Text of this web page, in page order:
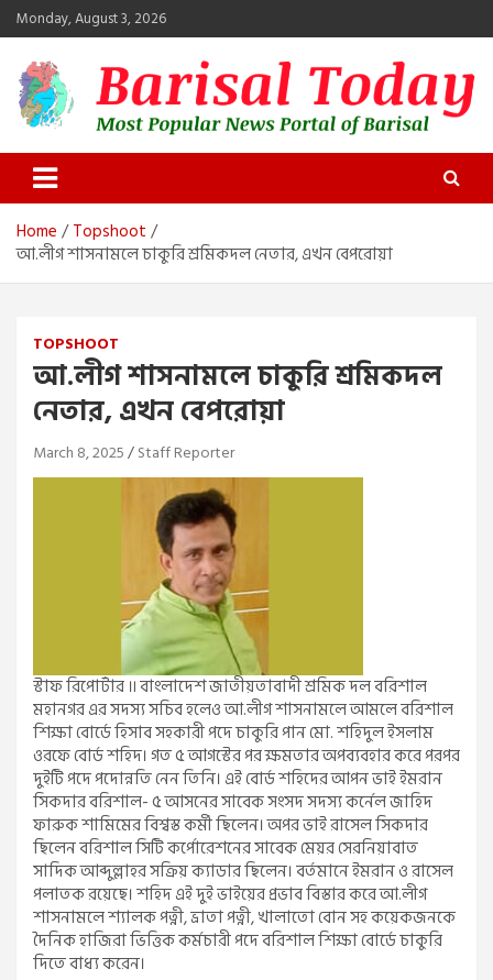
Skip
to
content
Monday, August 3, 2026
Barisal Today
The Most Popular News Portal in Barisal
Home
Topshoot
আ.লীগ শাসনামলে চাকুরি শ্রমিকদল নেতার, এখন বেপরোয়া
TOPSHOOT
আ.লীগ শাসনামলে চাকুরি শ্রমিকদল
নেতার, এখন বেপরোয়া
March 8, 2025 Staff Reporter
স্টাফ রিপোর্টার ॥ বাংলাদেশ জাতীয়তাবাদী শ্রমিক দল বরিশাল
মহানগর এর সদস্য সচিব হলেও আ.লীগ শাসনামলে আমলে বরিশাল
শিক্ষা বোর্ডে হিসাব সহকারী পদে চাকুরি পান মো. শহিদুল ইসলাম
ওরফে বোর্ড শহিদ। গত ৫ আগস্টের পর ক্ষমতার অপব্যবহার করে পরপর
দুইটি পদে পদোন্নতি নেন তিনি। এই বোর্ড শহিদের আপন ভাই ইমরান
সিকদার বরিশাল- ৫ আসনের সাবেক সংসদ সদস্য কর্নেল জাহিদ
ফারুক শামিমের বিশ্বস্ত কর্মী ছিলেন। অপর ভাই রাসেল সিকদার
ছিলেন বরিশাল সিটি কর্পোরেশনের সাবেক মেয়র সেরনিয়াবাত
সাদিক আব্দুল্লাহর সক্রিয় ক্যাডার ছিলেন। বর্তমানে ইমরান ও রাসেল
পলাতক রয়েছে। শহিদ এই দুই ভাইয়ের প্রভাব বিস্তার করে আ.লীগ
শাসনামলে শ্যালক পত্নী, ভ্রাতা পত্নী, খালাতো বোন সহ কয়েকজনকে
দৈনিক হাজিরা ভিত্তিক কর্মচারী পদে বরিশাল শিক্ষা বোর্ডে চাকুরি
দিতে বাধ্য করেন।